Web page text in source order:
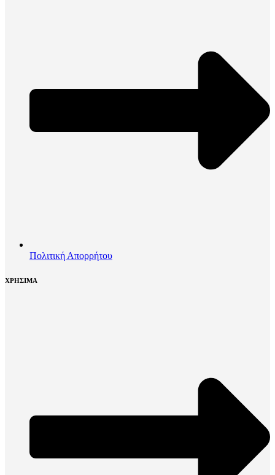
Πολιτική Απορρήτου
ΧΡΗΣΙΜΑ